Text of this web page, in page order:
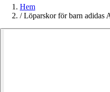
Hem
/ Löparskor för barn adidas